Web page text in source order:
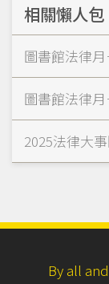
相關懶人包
圖書館法律
圖書館法律
2025法律大
By all